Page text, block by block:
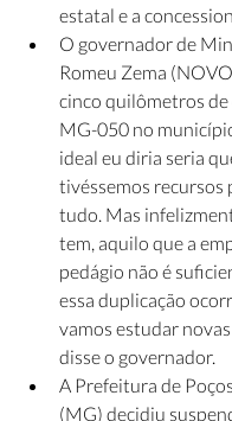
estatal e a
O governador de
Romeu Zema
cinco quilômetros de
MG-050 no
ideal eu diria seria
tivéssemos recursos
tudo. Mas
tem, aquilo que a
pedágio não é
essa duplicação
vamos estudar
disse o governador.
A Prefeitura de
(MG) decidiu